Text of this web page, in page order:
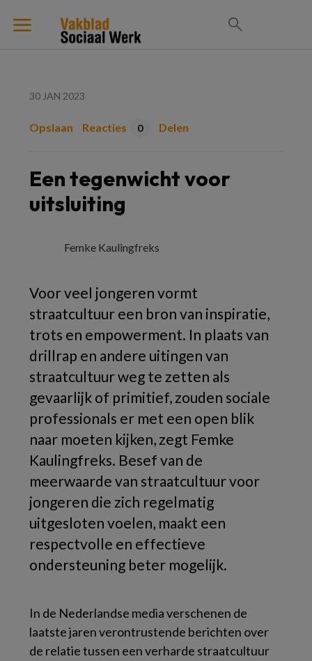
30 JAN 2023
Opslaan Reacties 0 Delen
Een tegenwicht voor
uitsluiting
Femke Kaulingfreks
Voor veel jongeren vormt
straatcultuur een bron van inspiratie,
trots en empowerment. In plaats van
drillrap en andere uitingen van
straatcultuur weg te zetten als
gevaarlijk of primitief, zouden sociale
professionals er met een open blik
naar moeten kijken, zegt Femke
Kaulingfreks. Besef van de
meerwaarde van straatcultuur voor
jongeren die zich regelmatig
uitgesloten voelen, maakt een
respectvolle en effectieve
ondersteuning beter mogelijk.
In de Nederlandse media verschenen de
laatste jaren verontrustende berichten over
de relatie tussen een verharde straatcultuur